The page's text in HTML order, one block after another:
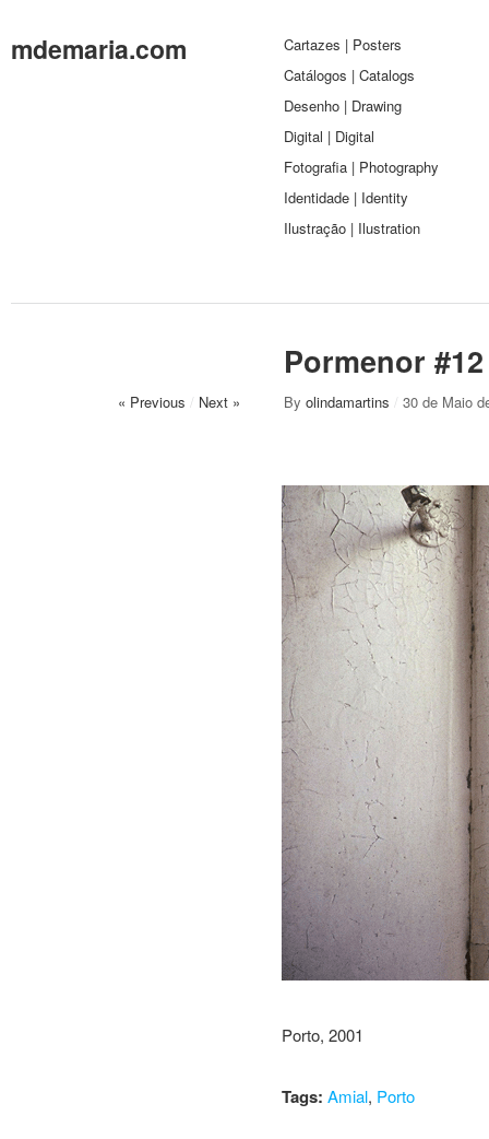
mdemaria.com
Cartazes | Posters
Catálogos | Catalogs
Desenho | Drawing
Digital | Digital
Fotografia | Photography
Identidade | Identity
Ilustração | Ilustration
Pormenor #12
« Previous / Next » By olindamartins / 30 de Maio
Porto, 2001
Tags: Amial, Porto